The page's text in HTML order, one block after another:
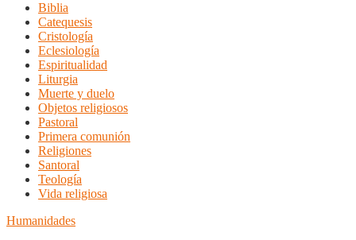
Biblia
Catequesis
Cristología
Eclesiología
Espiritualidad
Liturgia
Muerte y duelo
Objetos religiosos
Pastoral
Primera comunión
Religiones
Santoral
Teología
Vida religiosa
Humanidades